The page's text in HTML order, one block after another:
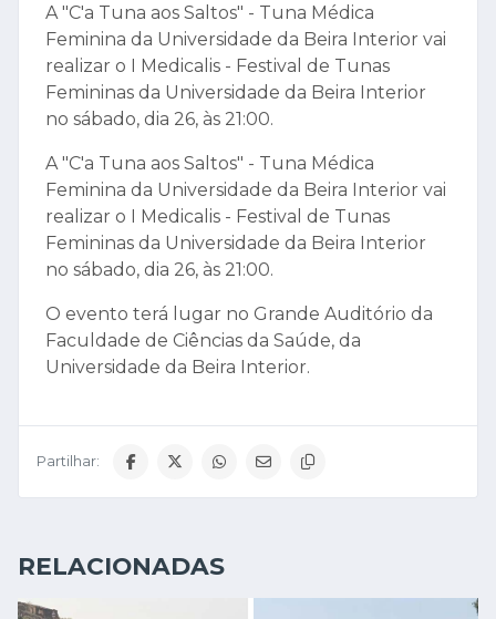
A "C'a Tuna aos Saltos" - Tuna Médica
Feminina da Universidade da Beira Interior vai
realizar o I Medicalis - Festival de Tunas
Femininas da Universidade da Beira Interior
no sábado, dia 26, às 21:00.
A "C'a Tuna aos Saltos" - Tuna Médica
Feminina da Universidade da Beira Interior vai
realizar o I Medicalis - Festival de Tunas
Femininas da Universidade da Beira Interior
no sábado, dia 26, às 21:00.
O evento terá lugar no Grande Auditório da
Faculdade de Ciências da Saúde, da
Universidade da Beira Interior.
Partilhar:
RELACIONADAS